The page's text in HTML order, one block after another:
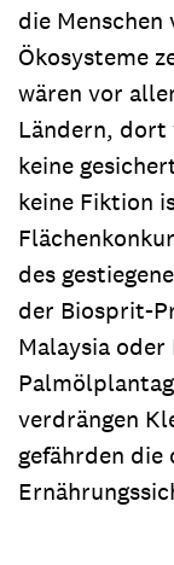
die
Ökosysteme
wären vor
Ländern, dort
keine
keine Fiktion
des
der Biosprit-
Malaysia
verdrängen
gefährden die